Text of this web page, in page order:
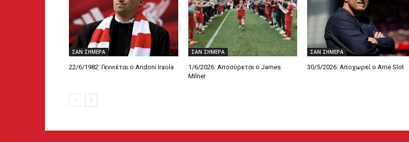
ΣΑΝ ΣΗΜΕΡΑ
22/6/1982: Γεννιέται ο Andoni Iraola
ΣΑΝ ΣΗΜΕΡΑ
1/6/2026: Αποσύρεται ο James
Milner
ΣΑΝ ΣΗΜΕΡΑ
30/5/2026: Αποχωρεί ο Arne Slot